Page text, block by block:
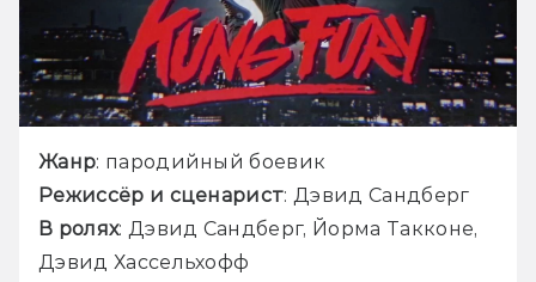
Жанр: пародийный боевик
Режиссёр и сценарист: Дэвид Сандберг
В ролях: Дэвид Сандберг, Йорма Такконе,
Дэвид Хассельхофф